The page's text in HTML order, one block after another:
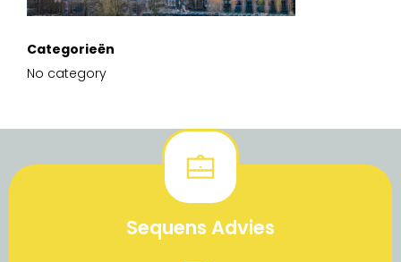
Categorieën
No category
Sequens Advies